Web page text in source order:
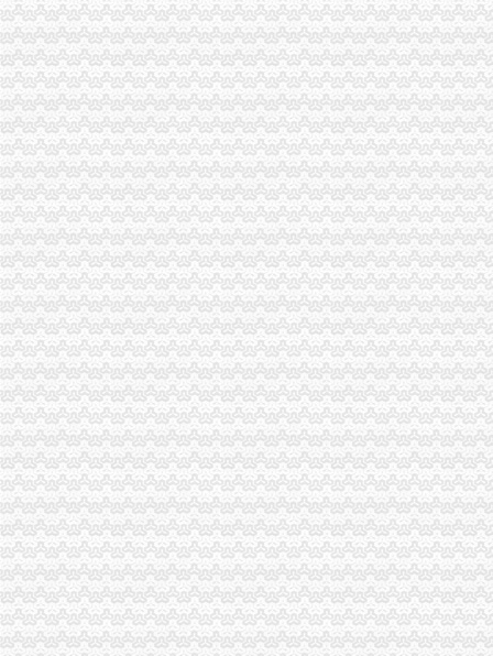
重庆国际实业投资股份有限公司关于注销控股子公司公告-外汇频道-和
重庆收紧类金融企业审批注销34家投资咨询类企业-今日重庆-华龙网
成都浦项贸易有限公司重庆分公司联系方式_信用报告_工商信息-启信宝
重庆大唐科技有限公司_工商信息_电话_地址_信用信息_财务信息_悉知
重庆市企业简易注销登记改革问题解答